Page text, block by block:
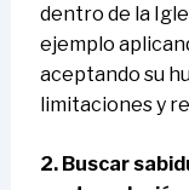
dentro de la
ejemplo
aceptando su
limitaciones y
2. Buscar